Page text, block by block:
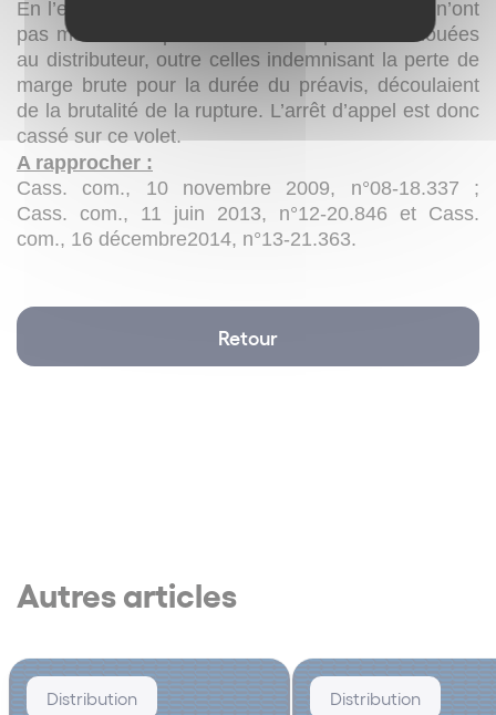
En l’espèce, elle estime que les juges du fond n’ont
pas montré en quoi les sommes qu’ils ont allouées
au distributeur, outre celles indemnisant la perte de
marge brute pour la durée du préavis, découlaient
de la brutalité de la rupture. L’arrêt d’appel est donc
cassé sur ce volet.
A rapprocher :
Cass. com., 10 novembre 2009, n°08-18.337 ;
Cass. com., 11 juin 2013, n°12-20.846 et Cass.
com., 16 décembre2014, n°13-21.363.
Retour
Autres articles
Distribution Distribution